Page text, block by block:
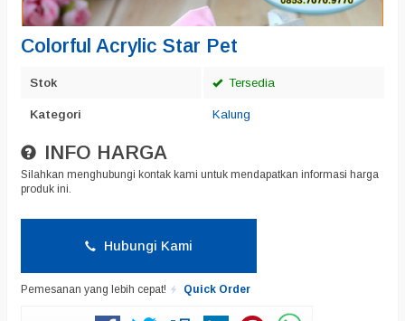
Colorful Acrylic Star Pet
Stok Tersedia
Kategori Kalung
INFO HARGA
Silahkan menghubungi kontak kami untuk mendapatkan informasi harga
produk ini.
Hubungi Kami
Pemesanan yang lebih cepat! Quick Order